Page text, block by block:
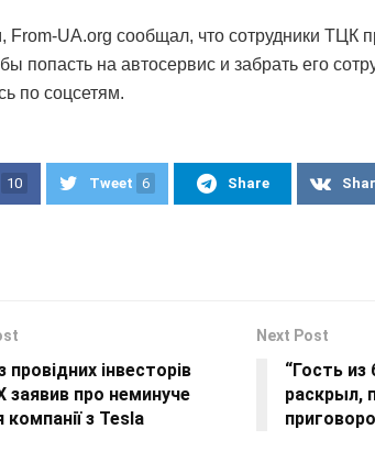
From-UA.org сообщал, что сотрудники ТЦК
попасть на автосервис и забрать его
по соцсетям.
10 Tweet 6 Share
провідних інвесторів
заявив про неминуче
компанії з Tesla
Next Post
“Гость
раскрыл,